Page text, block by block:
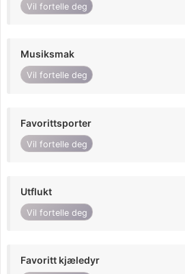
Vil fortelle deg
Musiksmak
Vil fortelle deg
Favorittsporter
Vil fortelle deg
Utflukt
Vil fortelle deg
Favoritt kjæledyr